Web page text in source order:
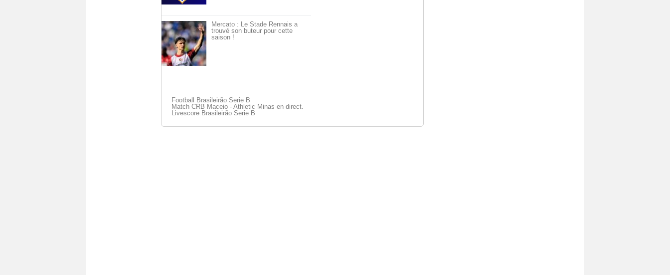
Mercato : Le Stade Rennais a
trouvé son buteur pour cette
saison !
Football Brasileirão Serie B
Match CRB Maceio - Athletic Minas en direct.
Livescore Brasileirão Serie B